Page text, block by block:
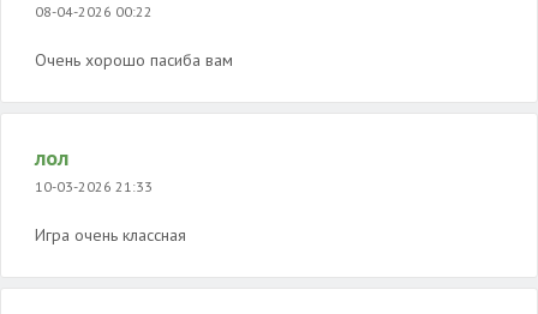
08-04-2026 00:22
Очень хорошо пасиба вам
лол
10-03-2026 21:33
Игра очень классная